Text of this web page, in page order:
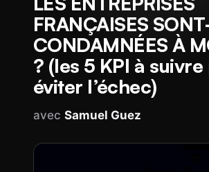
FRANÇAISES
CONDAMNÉES À
? (les 5 KPI à
éviter l’échec)
avec Samuel Guez